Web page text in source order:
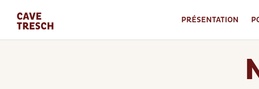
PRÉSENTATION